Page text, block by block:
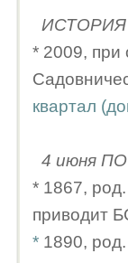
ИСТОРИЯ
* 2009, при
квартал
4 июня
* 1867, род.
приводит
* 1890,